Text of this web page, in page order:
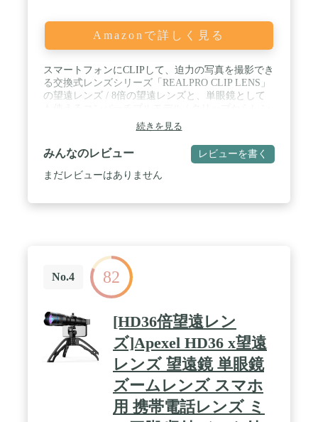
Amazonで詳しく見る
スマートフォンにCLIPして、迫力の写真を撮影でき
る交換式レンズシリーズ「REALPRO CLIP LENS」
の望遠レンズ / 8倍の望遠レンズと、単眼鏡として
ズを外し、ツイストアップするだけで単眼鏡に早変
わり / マルチコーティングの光学レンズ採用で高画
質を実現 / ダブルレンズ対応と落下防止ネジの採用
で安定性が増した新型クリップ / スマートフォンに
取り付けてスポーツ観戦でお目当ての選手を大きく
み合わさり、幅広いスマホへの対応と安定感を両立
しております。 ■マルチコーティングを施した光学
ガラス採用 光学ガラスにマルチコートを施し、高い
水準での画質を提供。広い視界によりほとんどのス
マホで周辺のケラレが出にくく、取り付けてすぐに
撮影に移行できます。 ■アイカップを引き出すだけ
で地上観察用の単眼鏡に! スマホから外して8倍単眼
鏡として使用できます。ねじって繰り出すツイスト
アップ式アイカップにより 接眼部を引き出すだけで
単眼鏡になるので、スマホを使いたくない場所など
でも活躍します。
続きを見る
みんなのレビュー レビューを書く
まだレビューはありません
No.4 82
[HD36倍望遠レン
ズ]Apexel HD36 x望遠
レンズ 望遠鏡 単眼鏡
ズームレンズ スマホ
用 携帯電話レンズ ミ